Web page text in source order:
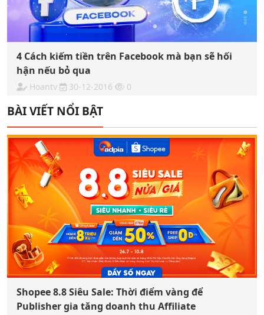
4 Cách kiếm tiền trên Facebook mà bạn sẽ hối
hận nếu bỏ qua
Hoantv 30-12-2016 0
BÀI VIẾT NỔI BẬT
Shopee 8.8 Siêu Sale: Thời điểm vàng để
Publisher gia tăng doanh thu Affiliate